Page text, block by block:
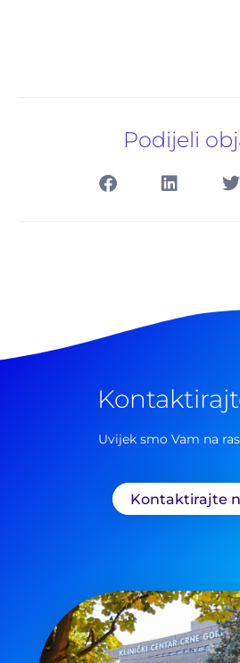
Podijeli
Uvijek smo Vam na
Kontaktirajte